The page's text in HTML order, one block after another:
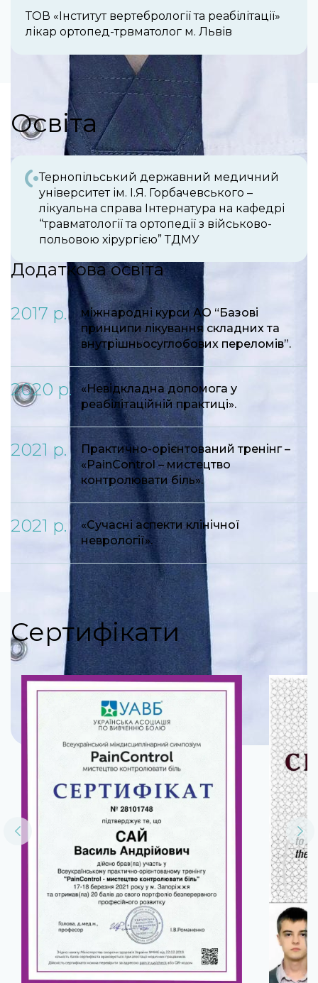
ТОВ «Інститут вертебрології та реабілітації»
лікар ортопед-трвматолог м. Львів
Освіта
Тернопільський державний медичний
університет ім. І.Я. Горбачевського –
лікуальна справа Інтернатура на кафедрі
“травматології та ортопедії з військово-
польовою хірургією” ТДМУ
Додаткова освіта
2017 р.
міжнародні курси АО “Базові
принципи лікування складних та
внутрішньосуглобових переломів”.
2020 р.
«Невідкладна допомога у
реабілітаційній практиці».
2021 р.
Практично-орієнтований тренінг –
«PainControl – мистецтво
контролювати біль».
2021 р.
«Сучасні аспекти клінічної
неврології».
Сертифікати